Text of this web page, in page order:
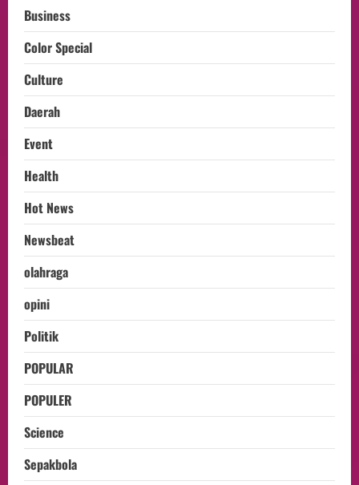
Business
Color Special
Culture
Daerah
Event
Health
Hot News
Newsbeat
olahraga
opini
Politik
POPULAR
POPULER
Science
Sepakbola